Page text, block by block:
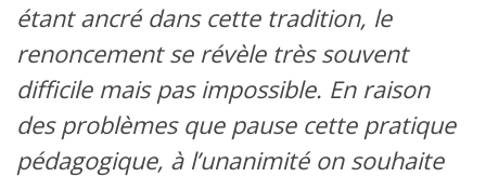
étant ancré dans cette tradition, le
renoncement se révèle très souvent
difficile mais pas impossible. En raison
des problèmes que pause cette pratique
pédagogique, à l’unanimité on souhaite